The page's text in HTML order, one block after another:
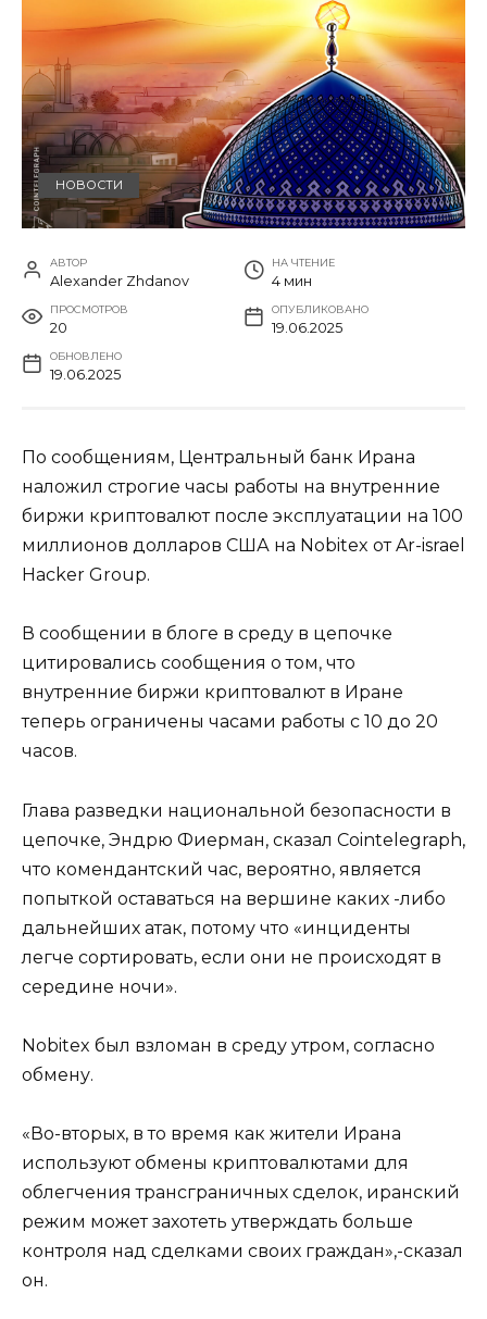
НОВОСТИ
АВТОР
Alexander Zhdanov
НА ЧТЕНИЕ
4 мин
ПРОСМОТРОВ
20
ОПУБЛИКОВАНО
19.06.2025
ОБНОВЛЕНО
19.06.2025
По сообщениям, Центральный банк Ирана
наложил строгие часы работы на внутренние
биржи криптовалют после эксплуатации на 100
миллионов долларов США на Nobitex от Ar-israel
Hacker Group.
В сообщении в блоге в среду в цепочке
цитировались сообщения о том, что
внутренние биржи криптовалют в Иране
теперь ограничены часами работы с 10 до 20
часов.
Глава разведки национальной безопасности в
цепочке, Эндрю Фиерман, сказал Cointelegraph,
что комендантский час, вероятно, является
попыткой оставаться на вершине каких -либо
дальнейших атак, потому что «инциденты
легче сортировать, если они не происходят в
середине ночи».
Nobitex был взломан в среду утром, согласно
обмену.
«Во-вторых, в то время как жители Ирана
используют обмены криптовалютами для
облегчения трансграничных сделок, иранский
режим может захотеть утверждать больше
контроля над сделками своих граждан»,-сказал
он.